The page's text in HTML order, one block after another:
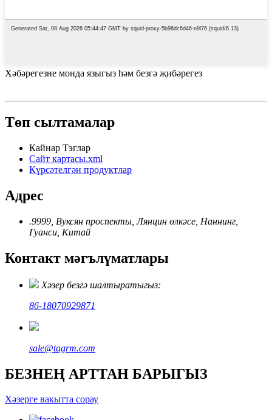
Хәбәрегезне монда языгыз һәм безгә җибәрегез
Төп сылтамалар
Кайнар Тэглар
Сайт картасы.xml
Күрсәтелгән продуктлар
Адрес
.9999, Вуксян проспекты, Лянцин өлкәсе, Наннинг,
Гуанси, Китай
Контакт мәгълүматлары
Хәзер безгә шалтыратыгыз:
86-18070929871
sale@tagrm.com
БЕЗНЕҢ АРТТАН БАРЫГЫЗ
Хәзерге вакытта сорау